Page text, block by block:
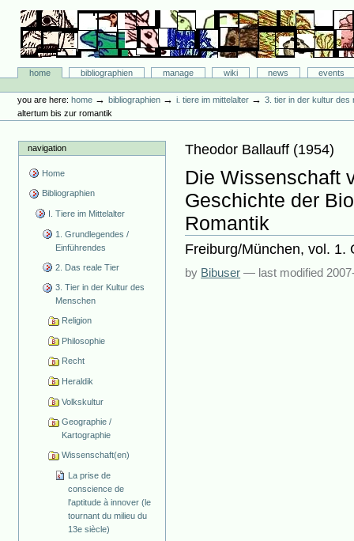
content.
navigation
Bibliographie-Portal
Sectionshome bibliographien manage wiki news
events
tools
you are here: home →bibliographien →i. tiere im mittelalter →3. tier in der kultur des
altertum bis zur romantik
navigation
Home
Bibliographien
I. Tiere im Mittelalter
1. Grundlegendes /
Einführendes
2. Das reale Tier
3. Tier in der Kultur des
Menschen
Religion
Philosophie
Recht
Heraldik
Volkskultur
Geographie /
Kartographie
Wissenschaft(en)
La prise de
conscience de
l'aptitude à innover (le
tournant du milieu du
13e siècle)
Theodor Ballauff (1954)
Die Wissenschaft
Geschichte der
Romantik
Freiburg/München, vol. 1.
by Bibuser — last modified